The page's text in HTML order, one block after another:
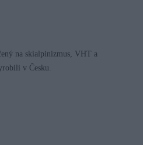
na skialpinizmus, VHT a
v Česku.